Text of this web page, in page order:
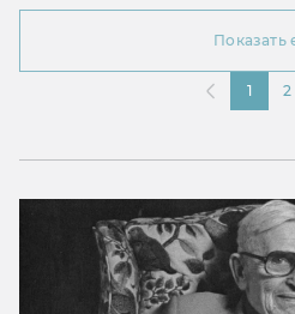
Показать
1 2